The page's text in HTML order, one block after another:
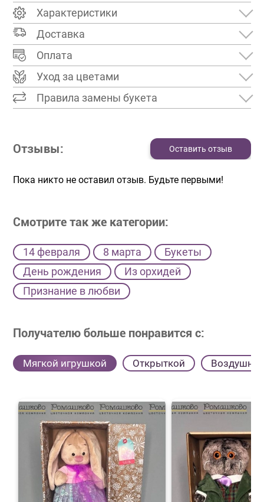
Характеристики
Доставка
Оплата
Уход за цветами
Правила замены букета
Отзывы: Оставить отзыв
Пока никто не оставил отзыв. Будьте первыми!
Смотрите так же категории:
14 февраля 8 марта
Букеты
День рождения
Из орхидей
Признание в любви
Получателю больше понравится с:
Мягкой игрушкой Открыткой